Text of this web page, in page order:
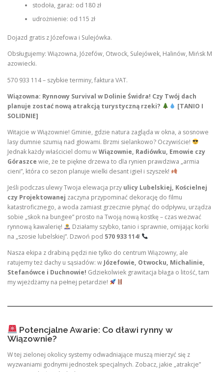
stodoła, garaż: od 180 zł
udrożnienie: od 115 zł
Dojazd gratis z Józefowa i Sulejówka.
Obsługujemy: Wiązowna, Józefów, Otwock, Sulejówek, Halinów, Mińsk M
azowiecki.
570 933 114 – szybkie terminy, faktura VAT.
Wiązowna: Rynnowy Survival w Dolinie Świdra! Czy Twój dach
planuje zostać nową atrakcją turystyczną rzeki?
[TANIO I
SOLIDNIE]
Witajcie w Wiązownie! Gminie, gdzie natura zagląda w okna, a sosnowe
lasy dumnie szumią nad głowami. Brzmi sielankowo? Oczywiście!
Jednak każdy właściciel domu wWiązownie, Radiówku, Emowie czy
Góraszce wie, że te piękne drzewa to dla rynien prawdziwa „armia
cieni”, która co sezon planuje wielki desant igieł i szyszek!
Jeśli podczas ulewy Twoja elewacja przy ulicy Lubelskiej, Kościelnej
czy Projektowanej zaczyna przypominać dekorację do filmu
katastroficznego, a woda zamiast grzecznie płynąć do odpływu, urządza
sobie „skok na bungee” prosto na Twoją nową kostkę – czas wezwać
rynnową kawalerię!
Działamy szybko, tanio i sprawnie, omijając korki
na „szosie lubelskiej”. Dzwoń pod 570 933 114!
Nasza ekipa z drabiną pędzi nie tylko do centrum Wiązowny, ale
ratujemy też dachy u sąsiadów: w Józefowie, Otwocku, Michalinie,
Stefanówce i Duchnowie! Gdziekolwiek grawitacja błaga o litość, tam
my wjeżdżamy na pełnej petardzie!
Potencjalne Awarie: Co dławi rynny w
Wiązownie?
W tej zielonej okolicy systemy odwadniające muszą mierzyć się z
wyzwaniami godnymi jednostek specjalnych. Zobacz, jakie „atrakcje”